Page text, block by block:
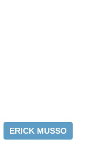
ERICK MUSSO